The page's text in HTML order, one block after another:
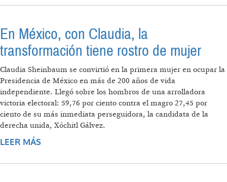
En México, con Claudia, la
transformación tiene rostro de mujer
Claudia Sheinbaum se convirtió en la primera mujer en ocupar la
Presidencia de México en más de 200 años de vida
independiente. Llegó sobre los hombros de una arrolladora
victoria electoral: 59,76 por ciento contra el magro 27,45 por
ciento de su más inmediata perseguidora, la candidata de la
derecha unida, Xóchitl Gálvez.
LEER MÁS
MUJER